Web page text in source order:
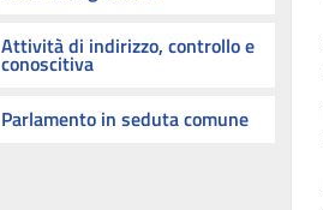
Attività di indirizzo, controllo e
conoscitiva
Parlamento in seduta comune